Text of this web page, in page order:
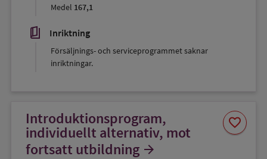
Medel 167,1
book_5 Inriktning
Försäljnings- och serviceprogrammet saknar
inriktningar.
Introduktionsprogram,
individuellt alternativ, mot
fortsatt utbildning arrow_forward
favorite
Spara
som